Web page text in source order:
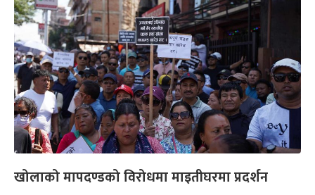
खोलाको मापदण्डको विरोधमा माइतीघरमा प्रदर्शन